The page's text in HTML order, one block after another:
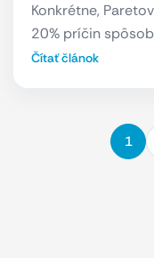
Konkrétne,
20% príčin
Čítať článok
1